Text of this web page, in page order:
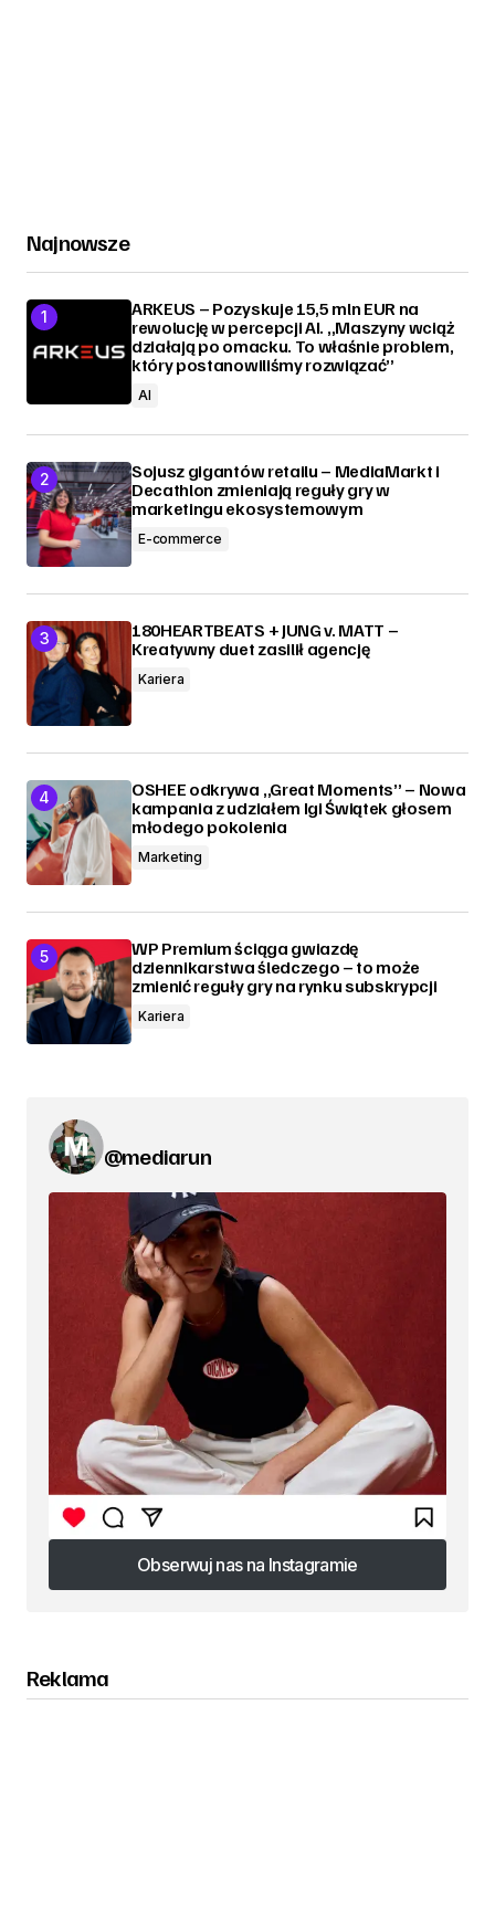
Najnowsze
ARKEUS – Pozyskuje 15,5 mln EUR na
rewolucję w percepcji AI. „Maszyny wciąż
działają po omacku. To właśnie problem,
który postanowiliśmy rozwiązać”
AI
Sojusz gigantów retailu – MediaMarkt i
Decathlon zmieniają reguły gry w
marketingu ekosystemowym
E-commerce
180HEARTBEATS + JUNG v. MATT –
Kreatywny duet zasilił agencję
Kariera
OSHEE odkrywa „Great Moments” – Nowa
kampania z udziałem Igi Świątek głosem
młodego pokolenia
Marketing
WP Premium ściąga gwiazdę
dziennikarstwa śledczego – to może
zmienić reguły gry na rynku subskrypcji
Kariera
@mediarun
Obserwuj nas na Instagramie
Obserwuj nas na Instagramie
Reklama